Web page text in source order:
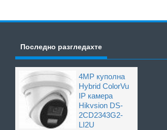
Последно разгледахте
4MP куполна
Hybrid ColorVu
IP камера
Hikvsion DS-
2CD2343G2-
LI2U